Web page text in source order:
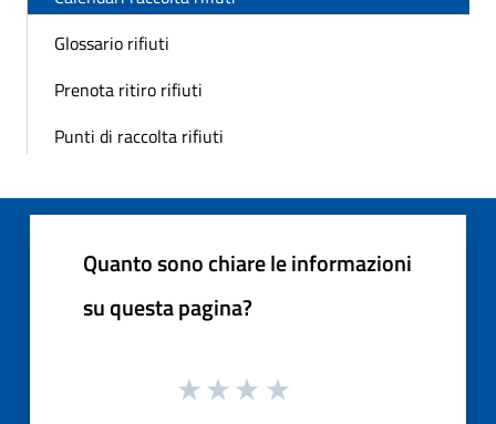
Glossario rifiuti
Prenota ritiro rifiuti
Punti di raccolta rifiuti
Quanto sono chiare le informazioni
su questa pagina?